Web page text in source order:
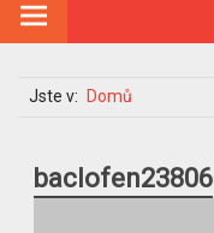
Jste v: Domů
baclofen23806